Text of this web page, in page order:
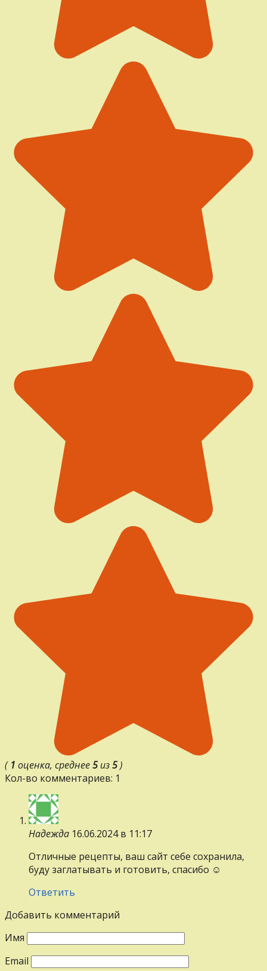
( 1 оценка, среднее5из5)
Кол-во комментариев: 1
Надежда 16.06.2024 в 11:17
Отличные рецепты, ваш сайт себе сохранила,
буду заглатывать и готовить, спасибо ☺️
Ответить
Добавить комментарий
Имя
Email